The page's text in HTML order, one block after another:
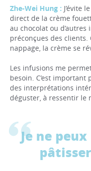
Zhe-Wei Hung : J’évite
direct de la crème
au chocolat ou
préconçues des
nappage, la crème se
Les infusions me
besoin. C’est important
des interprétations
déguster, à ressentir le
Je ne